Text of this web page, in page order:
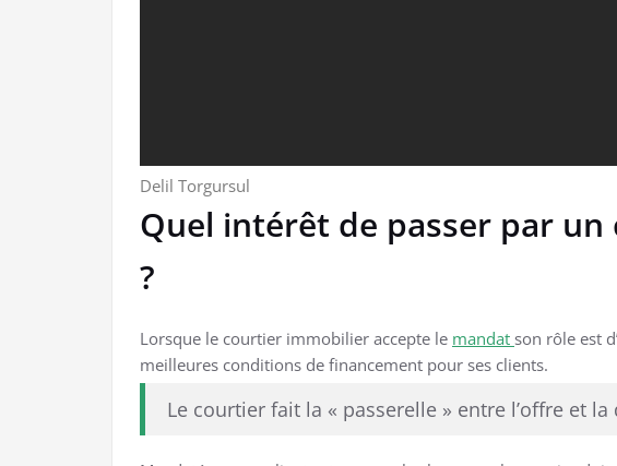
Delil Torgursul
Quel intérêt de passer par
?
Lorsque le courtier immobilier accepte le mandat son rôle est
meilleures conditions de financement pour ses clients.
Le courtier fait la « passerelle » entre l’offre et la